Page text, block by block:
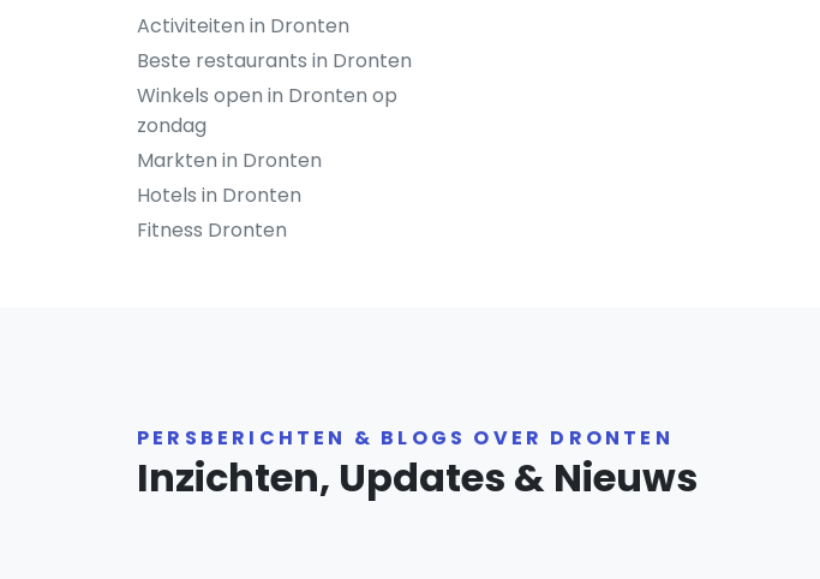
Activiteiten in Dronten
Beste restaurants in Dronten
Winkels open in Dronten op
zondag
Markten in Dronten
Hotels in Dronten
Fitness Dronten
PERSBERICHTEN & BLOGS OVER DRONTEN
Inzichten, Updates & Nieuws